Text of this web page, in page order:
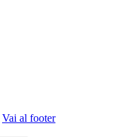
Vai al footer